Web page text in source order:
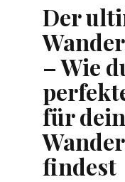
Der
– Wie
für
findest